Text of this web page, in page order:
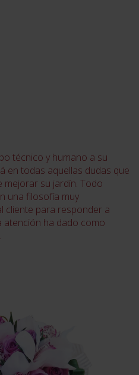
técnico y humano a su
en todas aquellas dudas que
mejorar su jardín. Todo
una filosofía muy
cliente para responder a
atención ha dado como